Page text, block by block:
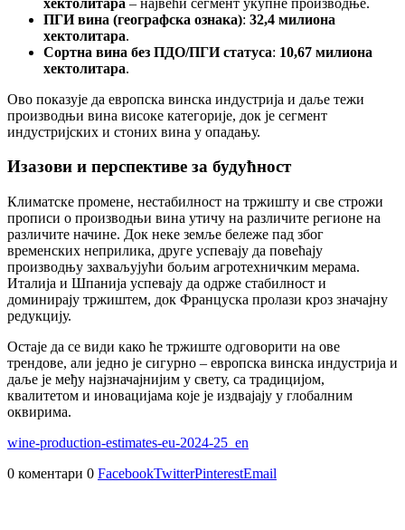
ПГИ вина (географска ознака): 32,4 милиона
хектолитара.
Сортна вина без ПДО/ПГИ статуса: 10,67 милиона
хектолитара.
Ово показује да европска винска индустрија и даље тежи
производњи вина високе категорије, док је сегмент
индустријских и стоних вина у опадању.
Изазови и перспективе за будућност
Климатске промене, нестабилност на тржишту и све строжи
прописи о производњи вина утичу на различите регионе на
различите начине. Док неке земље бележе пад због
временских неприлика, друге успевају да повећају
производњу захваљујући бољим агротехничким мерама.
Италија и Шпанија успевају да одрже стабилност и
доминирају тржиштем, док Француска пролази кроз значајну
редукцију.
Остаје да се види како ће тржиште одговорити на ове
трендове, али једно је сигурно – европска винска индустрија и
даље је међу најзначајнијим у свету, са традицијом,
квалитетом и иновацијама које је издвајају у глобалним
оквирима.
wine-production-estimates-eu-2024-25_en
0 коментари 0 FacebookTwitterPinterestEmail